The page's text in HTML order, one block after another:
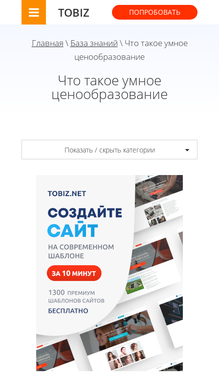
TOBIZ ПОПРОБОВАТЬ
Главная \ База знаний \ Что такое умное
ценообразование
Что такое умное
ценообразование
Показать / скрыть категории